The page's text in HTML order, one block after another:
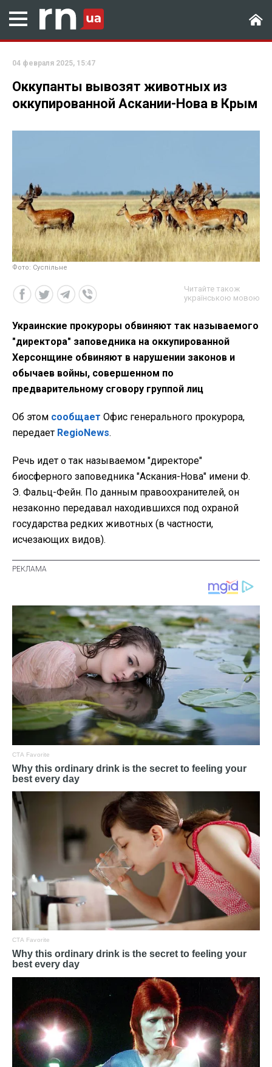
04 февраля 2025, 15:47
Оккупанты вывозят животных из
оккупированной Аскании-Нова в Крым
Фото: Суспільне
Читайте також
українською мовою
Украинские прокуроры обвиняют так называемого
"директора" заповедника на оккупированной
Херсонщине обвиняют в нарушении законов и
обычаев войны, совершенном по
предварительному сговору группой лиц
Об этом сообщает Офис генерального прокурора,
передает RegioNews.
Речь идет о так называемом "директоре"
биосферного заповедника "Аскания-Нова" имени Ф.
Э. Фальц-Фейн. По данным правоохранителей, он
незаконно передавал находившихся под охраной
государства редких животных (в частности,
исчезающих видов).